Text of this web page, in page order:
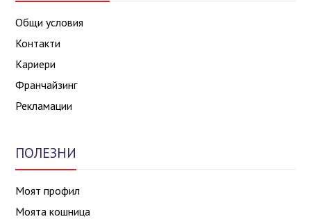
Общи условия
Контакти
Кариери
Франчайзинг
Рекламации
ПОЛЕЗНИ
Моят профил
Моята кошница